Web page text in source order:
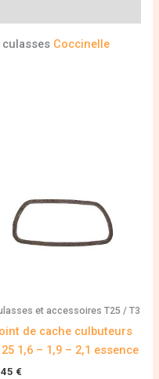
Coccinelle
et accessoires T25 / T3
de cache culbuteurs
1,6 – 1,9 – 2,1 essence
€